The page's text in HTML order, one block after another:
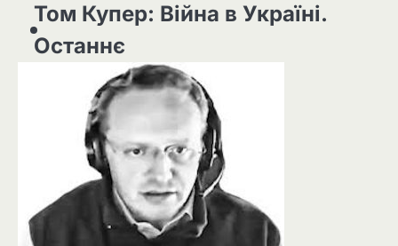
Том Купер: Війна в Україні.
Останнє